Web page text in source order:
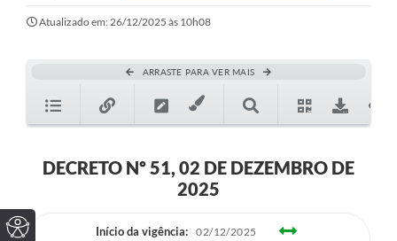
Atualizado em: 26/12/2025 às 10h08
ARRASTE PARA VER MAIS
DECRETO Nº 51, 02 DE DEZEMBRO DE
2025
Início da vigência: 02/12/2025